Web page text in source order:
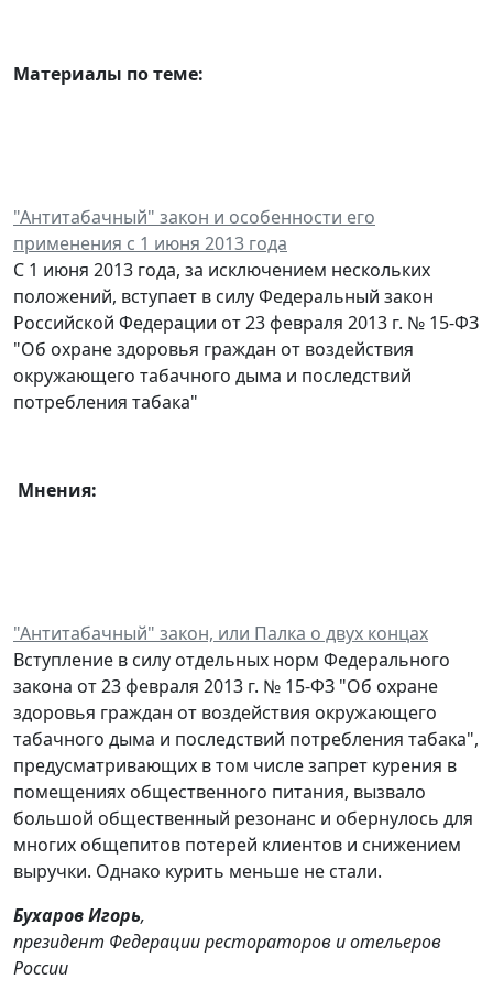
Материалы по теме:
"Антитабачный" закон и особенности его
применения с 1 июня 2013 года
С 1 июня 2013 года, за исключением нескольких
положений, вступает в силу Федеральный закон
Российской Федерации от 23 февраля 2013 г. № 15-ФЗ
"Об охране здоровья граждан от воздействия
окружающего табачного дыма и последствий
потребления табака"
Мнения:
"Антитабачный" закон, или Палка о двух концах
Вступление в силу отдельных норм Федерального
закона от 23 февраля 2013 г. № 15-ФЗ "Об охране
здоровья граждан от воздействия окружающего
табачного дыма и последствий потребления табака",
предусматривающих в том числе запрет курения в
помещениях общественного питания, вызвало
большой общественный резонанс и обернулось для
многих общепитов потерей клиентов и снижением
выручки. Однако курить меньше не стали.
Бухаров Игорь,
президент Федерации рестораторов и отельеров
России